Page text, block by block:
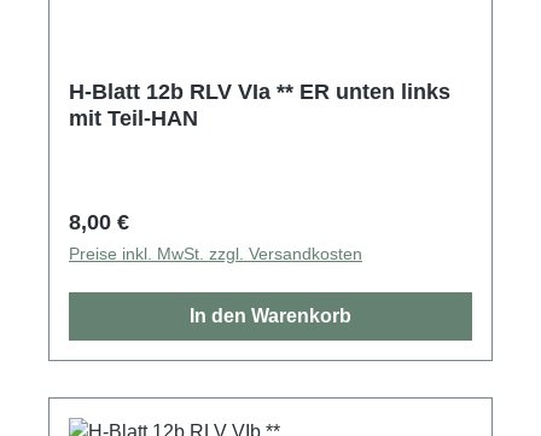
H-Blatt 12b RLV VIa ** ER unten links
mit Teil-HAN
Regulärer Preis:
8,00 €
Preise inkl. MwSt. zzgl. Versandkosten
In den Warenkorb